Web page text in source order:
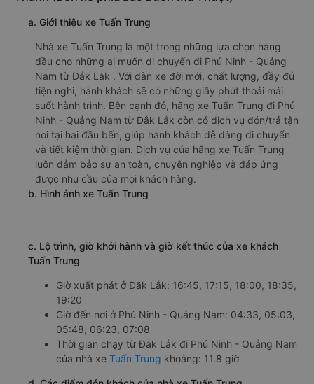
a. Giới thiệu xe Tuấn Trung
Nhà xe Tuấn Trung là một trong những lựa chọn hàng
đầu cho những ai muốn di chuyển đi Phú Ninh - Quảng
Nam từ Đắk Lắk . Với dàn xe đời mới, chất lượng, đầy đủ
tiện nghi, hành khách sẽ có những giây phút thoải mái
suốt hành trình. Bên cạnh đó, hãng xe Tuấn Trung đi Phú
Ninh - Quảng Nam từ Đắk Lắk còn có dịch vụ đón/trả tận
nơi tại hai đầu bến, giúp hành khách dễ dàng di chuyển
và tiết kiệm thời gian. Dịch vụ của hãng xe Tuấn Trung
luôn đảm bảo sự an toàn, chuyên nghiệp và đáp ứng
được nhu cầu của mọi khách hàng.
b. Hình ảnh xe Tuấn Trung
c. Lộ trình, giờ khởi hành và giờ kết thúc của xe khách
Tuấn Trung
Giờ xuất phát ở Đắk Lắk: 16:45, 17:15, 18:00, 18:35,
19:20
Giờ đến nơi ở Phú Ninh - Quảng Nam: 04:33, 05:03,
05:48, 06:23, 07:08
Thời gian chạy từ Đắk Lắk đi Phú Ninh - Quảng Nam
của nhà xe Tuấn Trung khoảng: 11.8 giờ